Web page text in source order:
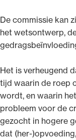
De commissie kan
het wetsontwerp,
Het is verheugend
tijd waarin de roep
wordt, en waarin
probleem voor de
gezocht in hogere
dat (her-